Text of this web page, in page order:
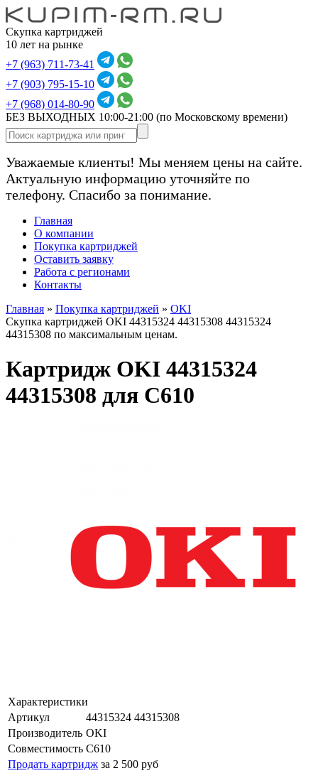
Скупка картриджей
10 лет на рынке
+7 (963) 711-73-41
+7 (903) 795-15-10
+7 (968) 014-80-90
БЕЗ ВЫХОДНЫХ 10:00-21:00 (по Московскому времени)
Уважаемые клиенты! Мы меняем цены на сайте.
Актуальную информацию уточняйте по
телефону. Спасибо за понимание.
Главная
О компании
Покупка картриджей
Оставить заявку
Работа с регионами
Контакты
Главная » Покупка картриджей » OKI
Скупка картриджей OKI 44315324 44315308 44315324
44315308 по максимальным ценам.
Картридж OKI 44315324
44315308 для C610
Характеристики
Артикул
44315324 44315308
Производитель OKI
Совместимость C610
Продать картридж за 2 500 руб